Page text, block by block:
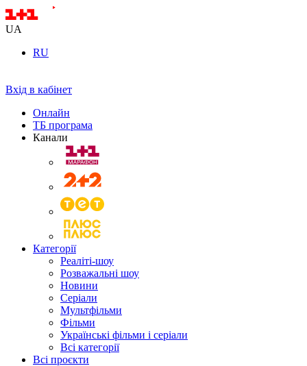
UA
RU
Вхід в кабінет
Онлайн
ТБ програма
Канали
Категорії
Реаліті-шоу
Розважальні шоу
Новини
Серіали
Мультфільми
Фільми
Українські фільми і серіали
Всі категорії
Всі проєкти